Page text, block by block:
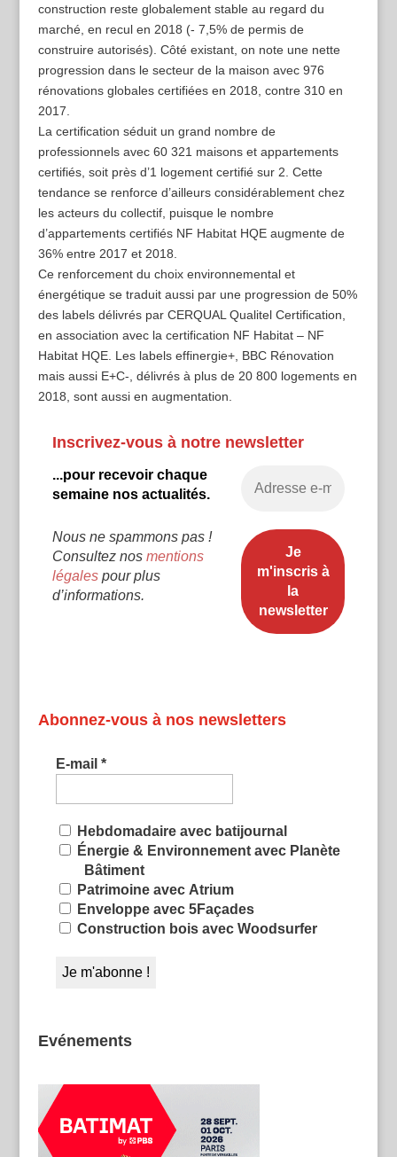
construction reste globalement stable au regard du
marché, en recul en 2018 (- 7,5% de permis de
construire autorisés). Côté existant, on note une nette
progression dans le secteur de la maison avec 976
rénovations globales certifiées en 2018, contre 310 en
2017.
La certification séduit un grand nombre de
professionnels avec 60 321 maisons et appartements
certifiés, soit près d’1 logement certifié sur 2. Cette
tendance se renforce d’ailleurs considérablement chez
les acteurs du collectif, puisque le nombre
d’appartements certifiés NF Habitat HQE augmente de
36% entre 2017 et 2018.
Ce renforcement du choix environnemental et
énergétique se traduit aussi par une progression de 50%
des labels délivrés par CERQUAL Qualitel Certification,
en association avec la certification NF Habitat – NF
Habitat HQE. Les labels effinergie+, BBC Rénovation
mais aussi E+C-, délivrés à plus de 20 800 logements en
2018, sont aussi en augmentation.
Inscrivez-vous à notre newsletter
...pour recevoir chaque
semaine nos actualités.
Nous ne spammons pas !
Consultez nos mentions
légalespour plus
d’informations.
Abonnez-vous à nos newsletters
E-mail *
Hebdomadaire avec batijournal
Énergie & Environnement avec Planète
Bâtiment
Patrimoine avec Atrium
Enveloppe avec 5Façades
Construction bois avec Woodsurfer
Evénements